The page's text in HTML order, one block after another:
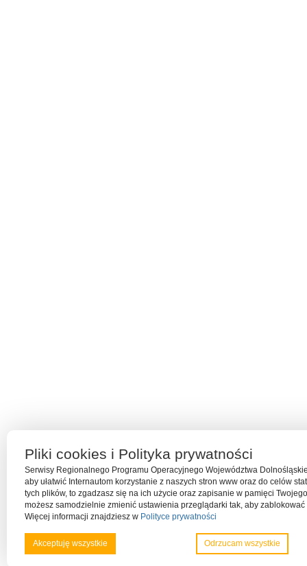
Pliki cookies i Polityka prywatności
Serwisy Regionalnego Programu Operacyjnego Województwa
aby ułatwić Internautom korzystanie z naszych stron www oraz do celów
tych plików, to zgadzasz się na ich użycie oraz zapisanie w pamięci
możesz samodzielnie zmienić ustawienia przeglądarki tak, aby
Więcej informacji znajdziesz w Polityce prywatności
Akceptuję wszystkie Odrzucam wszystkie